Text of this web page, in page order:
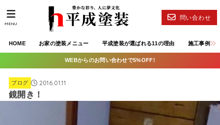
HOME お家の塗装メニュー 平成塗装が選ばれる11の理由 施工事例
問い合わせ
MENU
WEBからのお問い合わせで5%OFF!
ブログ 2016.01.11
鏡開き！